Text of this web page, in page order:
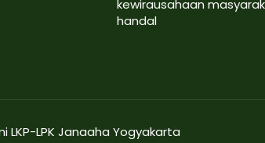
kewirausahaan
handal
LKP-LPK Janaaha Yogyakarta